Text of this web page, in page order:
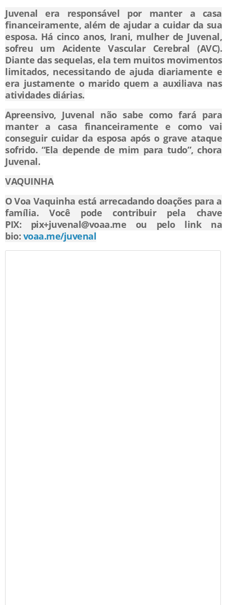
Juvenal era responsável por manter a casa
financeiramente, além de ajudar a cuidar da sua
esposa. Há cinco anos, Irani, mulher de Juvenal,
sofreu um Acidente Vascular Cerebral (AVC).
Diante das sequelas, ela tem muitos movimentos
limitados, necessitando de ajuda diariamente e
era justamente o marido quem a auxiliava nas
atividades diárias.
Apreensivo, Juvenal não sabe como fará para
manter a casa financeiramente e como vai
conseguir cuidar da esposa após o grave ataque
sofrido. “Ela depende de mim para tudo”, chora
Juvenal.
VAQUINHA
O Voa Vaquinha está arrecadando doações para a
família. Você pode contribuir pela chave
PIX: pix+juvenal@voaa.me ou pelo link na
bio: voaa.me/juvenal